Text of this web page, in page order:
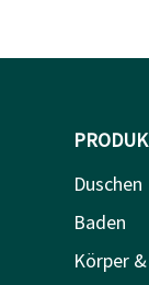
Duschen
Baden
Körper